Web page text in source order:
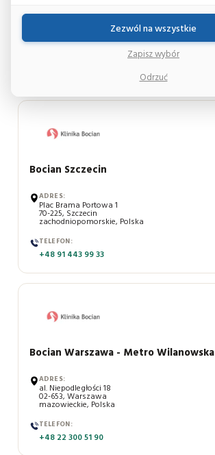
ADRES:
Bocian Szczecin
ADRES:
Plac Brama Portowa 1
70-225, Szczecin
zachodniopomorskie, Polska
TELEFON:
+48 91 443 99 33
Bocian Warszawa - Metro Wilanowska
ADRES:
al. Niepodległości 18
02-653, Warszawa
mazowieckie, Polska
TELEFON:
+48 22 300 51 90
Odrzuć
Zapisz wybór
Zezwól na wszystkie